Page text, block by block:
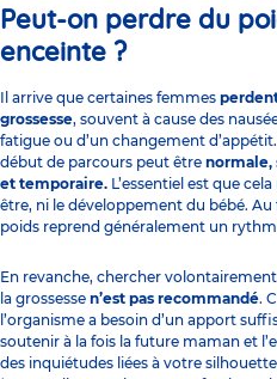
Peut-on perdre du
enceinte ?
Il arrive que certaines femmes
grossesse, souvent à cause des
fatigue ou d’un changement
début de parcours peut être normale,
et temporaire. L’essentiel est que
être, ni le développement du bébé. Au
poids reprend généralement un
En revanche, chercher volontairement
la grossesse n’est pas recommandé.
l’organisme a besoin d’un apport
soutenir à la fois la future maman et
des inquiétudes liées à votre